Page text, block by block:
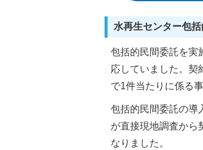
水再生センター包
包括的民間委託を実
応していました。契
で1件当たりに係る
包括的民間委託の導
が直接現地調査から
なりました。